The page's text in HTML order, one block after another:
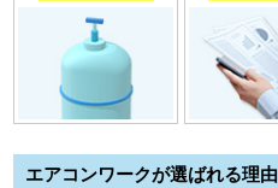
エアコンワークが選ばれる理由